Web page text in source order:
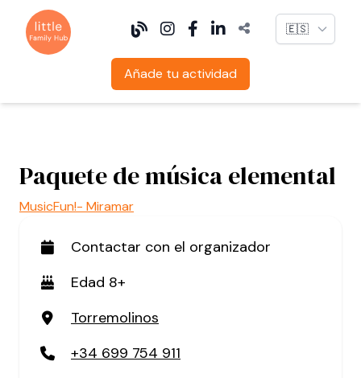
Language
Añade tu actividad
Paquete de música elemental
MusicFun!- Miramar
Contactar con el organizador
Edad 8+
Torremolinos
+34 699 754 911